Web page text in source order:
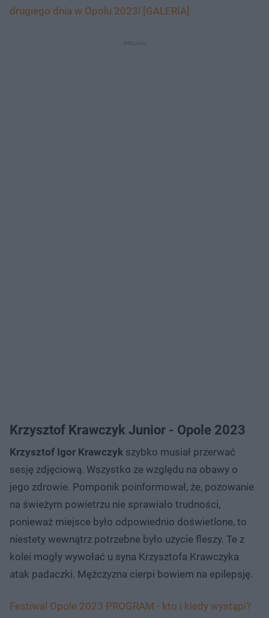
drugiego dnia w Opolu 2023! [GALERIA]
Krzysztof Krawczyk Junior - Opole 2023
Krzysztof Igor Krawczyk szybko musiał przerwać
sesję zdjęciową. Wszystko ze względu na obawy o
jego zdrowie. Pomponik poinformował, że, pozowanie
na świeżym powietrzu nie sprawiało trudności,
ponieważ miejsce było odpowiednio doświetlone, to
niestety wewnątrz potrzebne było użycie fleszy. Te z
kolei mogły wywołać u syna Krzysztofa Krawczyka
atak padaczki. Mężczyzna cierpi bowiem na epilepsję.
Festiwal Opole 2023 PROGRAM - kto i kiedy wystąpi?